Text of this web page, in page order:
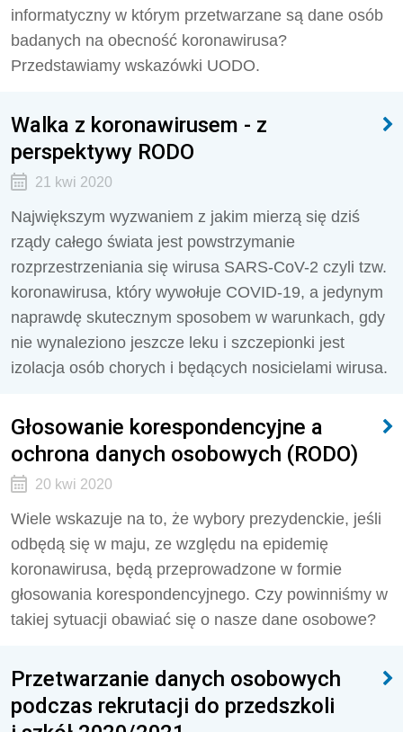
informatyczny w którym przetwarzane są dane osób
badanych na obecność koronawirusa?
Przedstawiamy wskazówki UODO.
Walka z koronawirusem - z
perspektywy RODO
21 kwi 2020
Największym wyzwaniem z jakim mierzą się dziś
rządy całego świata jest powstrzymanie
rozprzestrzeniania się wirusa SARS-CoV-2 czyli tzw.
koronawirusa, który wywołuje COVID-19, a jedynym
naprawdę skutecznym sposobem w warunkach, gdy
nie wynaleziono jeszcze leku i szczepionki jest
izolacja osób chorych i będących nosicielami wirusa.
Głosowanie korespondencyjne a
ochrona danych osobowych (RODO)
20 kwi 2020
Wiele wskazuje na to, że wybory prezydenckie, jeśli
odbędą się w maju, ze względu na epidemię
koronawirusa, będą przeprowadzone w formie
głosowania korespondencyjnego. Czy powinniśmy w
takiej sytuacji obawiać się o nasze dane osobowe?
Przetwarzanie danych osobowych
podczas rekrutacji do przedszkoli